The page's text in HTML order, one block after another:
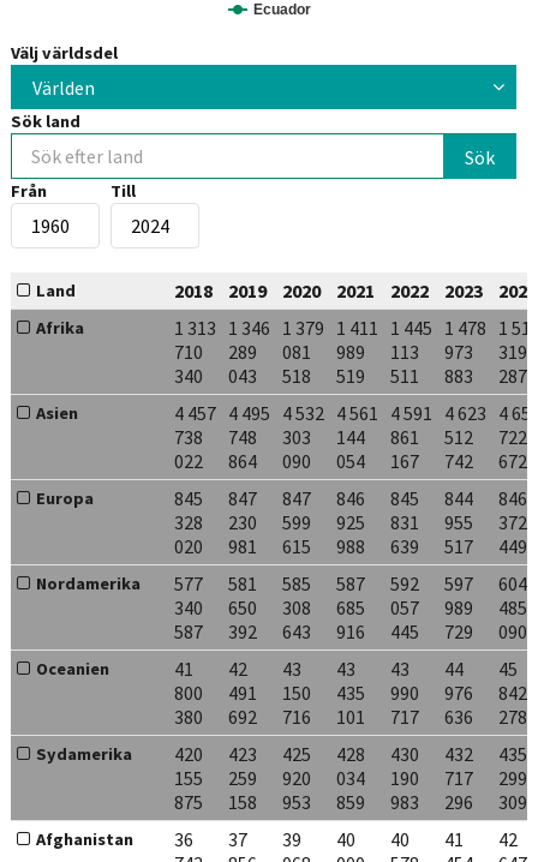
Ecuador
Välj världsdel
Världen
Sök land
Från Till
Land 2018 2019 2020 2021 2022 2023 2024
Afrika
1 313
710
340
1 346
289
043
1 379
081
518
1 411
989
519
1 445
113
511
1 478
973
883
1
319
287
Asien
4 457
738
022
4 495
748
864
4 532
303
090
4 561
144
054
4 591
861
167
4 623
512
742
4
722
672
Europa
845
328
020
847
230
981
847
599
615
846
925
988
845
831
639
844
955
517
846
372
449
Nordamerika
577
340
587
581
650
392
585
308
643
587
685
916
592
057
445
597
989
729
604
485
090
Oceanien
41
800
380
42
491
692
43
150
716
43
435
101
43
990
717
44
976
636
45
842
278
Sydamerika
420
155
875
423
259
158
425
920
953
428
034
859
430
190
983
432
717
296
435
299
309
Afghanistan
36
37
39
40
40
41
42